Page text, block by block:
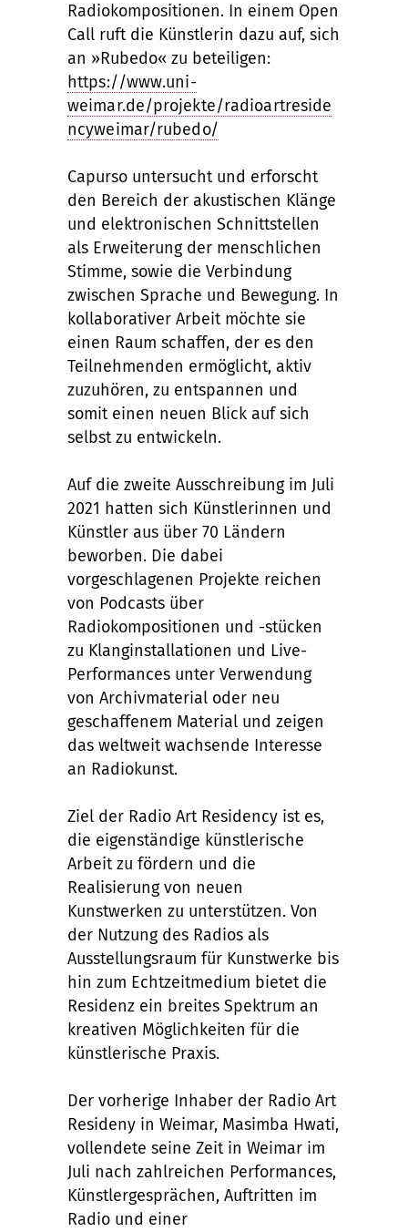
Radiokompositionen. In einem Open
Call ruft die Künstlerin dazu auf, sich
an »Rubedo« zu beteiligen:
https://www.uni-
weimar.de/projekte/radioartreside
ncyweimar/rubedo/
Capurso untersucht und erforscht
den Bereich der akustischen Klänge
und elektronischen Schnittstellen
als Erweiterung der menschlichen
Stimme, sowie die Verbindung
zwischen Sprache und Bewegung. In
kollaborativer Arbeit möchte sie
einen Raum schaffen, der es den
Teilnehmenden ermöglicht, aktiv
zuzuhören, zu entspannen und
somit einen neuen Blick auf sich
selbst zu entwickeln.
Auf die zweite Ausschreibung im Juli
2021 hatten sich Künstlerinnen und
Künstler aus über 70 Ländern
beworben. Die dabei
vorgeschlagenen Projekte reichen
von Podcasts über
Radiokompositionen und -stücken
zu Klanginstallationen und Live-
Performances unter Verwendung
von Archivmaterial oder neu
geschaffenem Material und zeigen
das weltweit wachsende Interesse
an Radiokunst.
Ziel der Radio Art Residency ist es,
die eigenständige künstlerische
Arbeit zu fördern und die
Realisierung von neuen
Kunstwerken zu unterstützen. Von
der Nutzung des Radios als
Ausstellungsraum für Kunstwerke bis
hin zum Echtzeitmedium bietet die
Residenz ein breites Spektrum an
kreativen Möglichkeiten für die
künstlerische Praxis.
Der vorherige Inhaber der Radio Art
Resideny in Weimar, Masimba Hwati,
vollendete seine Zeit in Weimar im
Juli nach zahlreichen Performances,
Künstlergesprächen, Auftritten im
Radio und einer